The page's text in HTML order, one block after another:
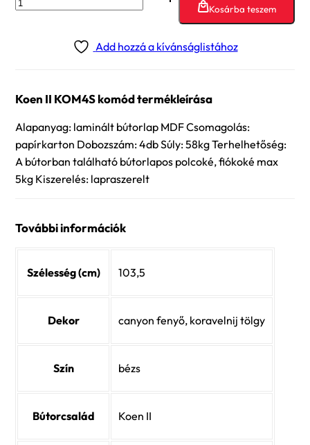
II
Kosárba teszem
Add hozzá a kívánságlistához
Koen II KOM4S komód termékleírása
Alapanyag: laminált bútorlap MDF Csomagolás:
papírkarton Dobozszám: 4db Súly: 58kg Terhelhetőség:
A bútorban található bútorlapos polcoké, fiókoké max
5kg Kiszerelés: lapraszerelt
További információk
Szélesség (cm) 103,5
Dekor canyon fenyő, koravelnij tölgy
Szín bézs
Bútorcsalád Koen II